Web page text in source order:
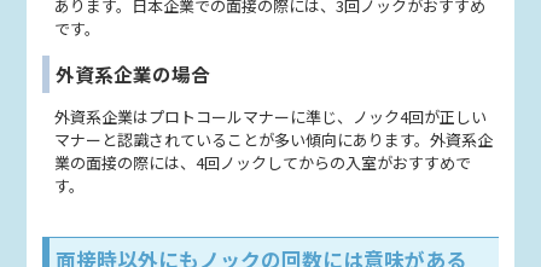
あります。日本企業での面接の際には、3回ノックがおすすめ
です。
外資系企業の場合
外資系企業はプロトコールマナーに準じ、ノック4回が正しい
マナーと認識されていることが多い傾向にあります。外資系企
業の面接の際には、4回ノックしてからの入室がおすすめで
す。
面接時以外にもノックの回数には意味がある